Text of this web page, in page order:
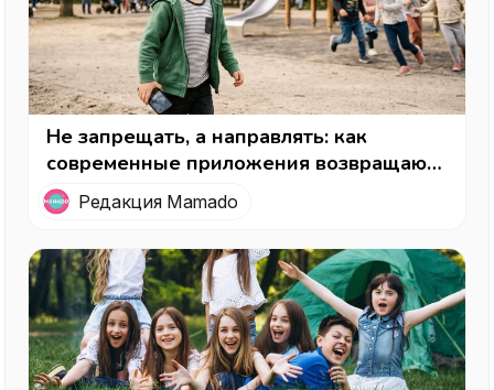
Не запрещать, а направлять: как
современные приложения возвращают
детям детство (и родителям —
спокойствие)
Редакция Mamado